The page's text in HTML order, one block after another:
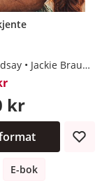
Trish Morey
Jackie Braun
kr
E-bok